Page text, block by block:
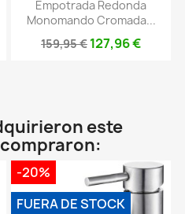
Empotrada Redonda
Monomando Cromada...
159,95 € 127,96 €
este
-20%
FUERA DE STOCK